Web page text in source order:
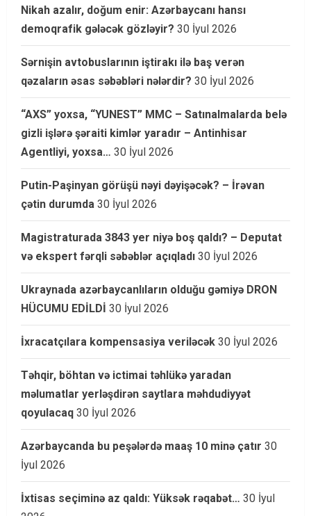
Nikah azalır, doğum enir: Azərbaycanı hansı
demoqrafik gələcək gözləyir? 30 İyul 2026
Sərnişin avtobuslarının iştirakı ilə baş verən
qəzaların əsas səbəbləri nələrdir? 30 İyul 2026
“AXS” yoxsa, “YUNEST” MMC – Satınalmalarda belə
gizli işlərə şəraiti kimlər yaradır – Antinhisar
Agentliyi, yoxsa… 30 İyul 2026
Putin-Paşinyan görüşü nəyi dəyişəcək? – İrəvan
çətin durumda 30 İyul 2026
Magistraturada 3843 yer niyə boş qaldı? – Deputat
və ekspert fərqli səbəblər açıqladı 30 İyul 2026
Ukraynada azərbaycanlıların olduğu gəmiyə DRON
HÜCUMU EDİLDİ 30 İyul 2026
İxracatçılara kompensasiya veriləcək 30 İyul 2026
Təhqir, böhtan və ictimai təhlükə yaradan
məlumatlar yerləşdirən saytlara məhdudiyyət
qoyulacaq 30 İyul 2026
Azərbaycanda bu peşələrdə maaş 10 minə çatır 30
İyul 2026
İxtisas seçiminə az qaldı: Yüksək rəqabət… 30 İyul